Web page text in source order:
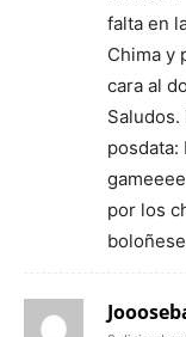
falta en
Chima y
cara al
Saludos.
por los